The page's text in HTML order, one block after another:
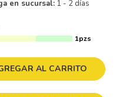
en sucursal: 1 - 2 días
1pzs
AL CARRITO